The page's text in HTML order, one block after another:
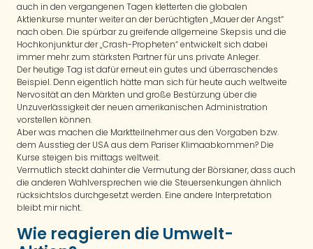
auch in den vergangenen Tagen kletterten die globalen
Aktienkurse munter weiter an der berüchtigten „Mauer der Angst“
nach oben. Die spürbar zu greifende allgemeine Skepsis und die
Hochkonjunktur der „Crash-Propheten“ entwickelt sich dabei
immer mehr zum stärksten Partner für uns private Anleger.
Der heutige Tag ist dafür erneut ein gutes und überraschendes
Beispiel. Denn eigentlich hätte man sich für heute auch weltweite
Nervosität an den Märkten und große Bestürzung über die
Unzuverlässigkeit der neuen amerikanischen Administration
vorstellen können.
Aber was machen die Marktteilnehmer aus den Vorgaben bzw.
dem Ausstieg der USA aus dem Pariser Klimaabkommen? Die
Kurse steigen bis mittags weltweit.
Vermutlich steckt dahinter die Vermutung der Börsianer, dass auch
die anderen Wahlversprechen wie die Steuersenkungen ähnlich
rücksichtslos durchgesetzt werden. Eine andere Interpretation
bleibt mir nicht.
Wie reagieren die Umwelt-